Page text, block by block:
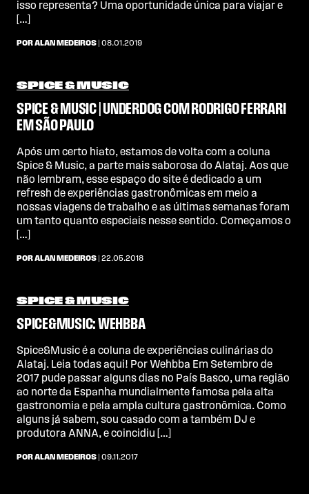
isso representa? Uma oportunidade única para viajar e
[…]
POR ALAN MEDEIROS | 08.01.2019
SPICE & MUSIC
SPICE & MUSIC | UNDERDOG COM RODRIGO FERRARI
EM SÃO PAULO
Após um certo hiato, estamos de volta com a coluna
Spice & Music, a parte mais saborosa do Alataj. Aos que
não lembram, esse espaço do site é dedicado a um
refresh de experiências gastronômicas em meio a
nossas viagens de trabalho e as últimas semanas foram
um tanto quanto especiais nesse sentido. Começamos o
[…]
POR ALAN MEDEIROS | 22.05.2018
SPICE & MUSIC
SPICE&MUSIC: WEHBBA
Spice&Music é a coluna de experiências culinárias do
Alataj. Leia todas aqui! Por Wehbba Em Setembro de
2017 pude passar alguns dias no País Basco, uma região
ao norte da Espanha mundialmente famosa pela alta
gastronomia e pela ampla cultura gastronômica. Como
alguns já sabem, sou casado com a também DJ e
produtora ANNA, e coincidiu […]
POR ALAN MEDEIROS | 09.11.2017